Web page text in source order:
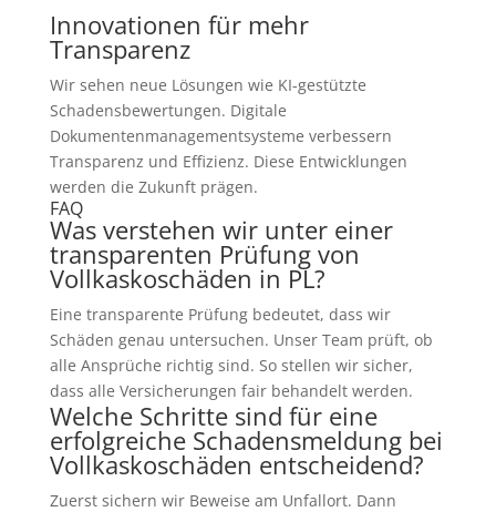
Innovationen für mehr
Transparenz
Wir sehen neue Lösungen wie KI-gestützte
Schadensbewertungen. Digitale
Dokumentenmanagementsysteme verbessern
Transparenz und Effizienz. Diese Entwicklungen
werden die Zukunft prägen.
FAQ
Was verstehen wir unter einer
transparenten Prüfung von
Vollkaskoschäden in PL?
Eine transparente Prüfung bedeutet, dass wir
Schäden genau untersuchen. Unser Team prüft, ob
alle Ansprüche richtig sind. So stellen wir sicher,
dass alle Versicherungen fair behandelt werden.
Welche Schritte sind für eine
erfolgreiche Schadensmeldung bei
Vollkaskoschäden entscheidend?
Zuerst sichern wir Beweise am Unfallort. Dann